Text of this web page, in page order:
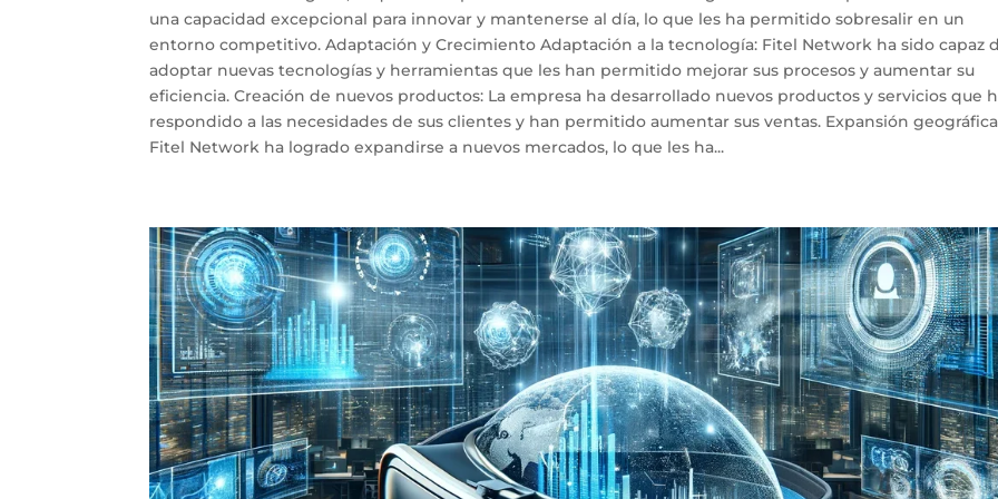
una capacidad excepcional para innovar y mantenerse al día, lo que les ha permitido sobresalir en un
entorno competitivo. Adaptación y Crecimiento Adaptación a la tecnología: Fitel Network ha sido capaz
adoptar nuevas tecnologías y herramientas que les han permitido mejorar sus procesos y aumentar su
eficiencia. Creación de nuevos productos: La empresa ha desarrollado nuevos productos y servicios que
respondido a las necesidades de sus clientes y han permitido aumentar sus ventas. Expansión
Fitel Network ha logrado expandirse a nuevos mercados, lo que les ha...